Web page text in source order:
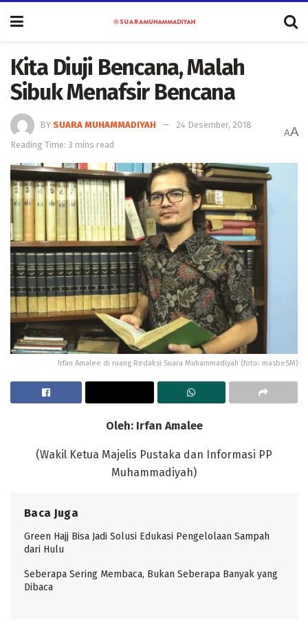
Kita Diuji Bencana, Malah
Sibuk Menafsir Bencana
BY SUARA MUHAMMADIYAH
24 Desember, 2018
Reading Time: 3 mins read
AA
Irfan Amalee di ruang Redaksi Suara Muhammadiyah (foto: masbeSM)
Oleh: Irfan Amalee
(Wakil Ketua Majelis Pustaka dan Informasi PP
Muhammadiyah)
Baca Juga
Green Hajj Bisa Jadi Solusi Edukasi Pengelolaan Sampah
dari Hulu
Seberapa Sering Membaca, Bukan Seberapa Banyak yang
Dibaca